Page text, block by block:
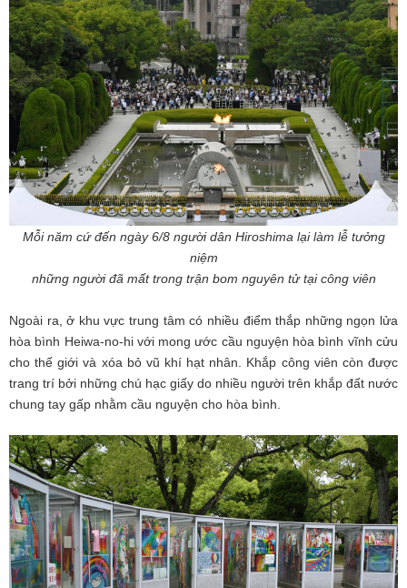
Mỗi năm cứ đến ngày 6/8 người dân Hiroshima lại làm lễ tưởng
niệm
những người đã mất trong trận bom nguyên tử tại công viên
Ngoài ra, ở khu vực trung tâm có nhiều điểm thắp những ngọn lửa
hòa bình Heiwa-no-hi với mong ước cầu nguyện hòa bình vĩnh cửu
cho thế giới và xóa bỏ vũ khí hạt nhân. Khắp công viên còn được
trang trí bởi những chú hạc giấy do nhiều người trên khắp đất nước
chung tay gấp nhằm cầu nguyện cho hòa bình.